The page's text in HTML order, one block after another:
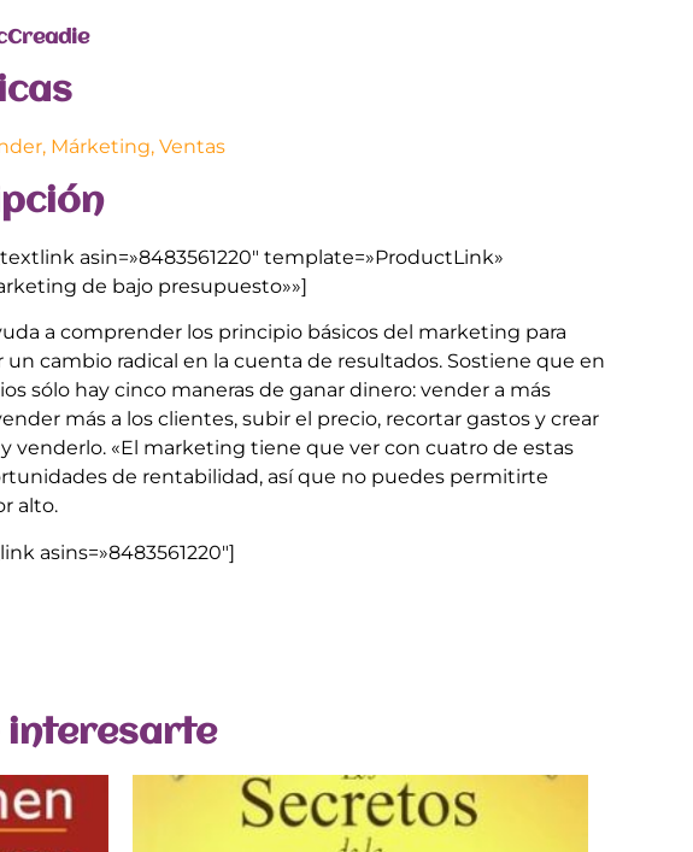
, Márketing, Ventas
asin=»8483561220″ template=»ProductLink»
de bajo presupuesto»»]
a comprender los principio básicos del marketing para
un cambio radical en la cuenta de resultados. Sostiene que en
sólo hay cinco maneras de ganar dinero: vender a más
más a los clientes, subir el precio, recortar gastos y crear
venderlo. «El marketing tiene que ver con cuatro de estas
de rentabilidad, así que no puedes permitirte
alto.
asins=»8483561220″]
interesarte